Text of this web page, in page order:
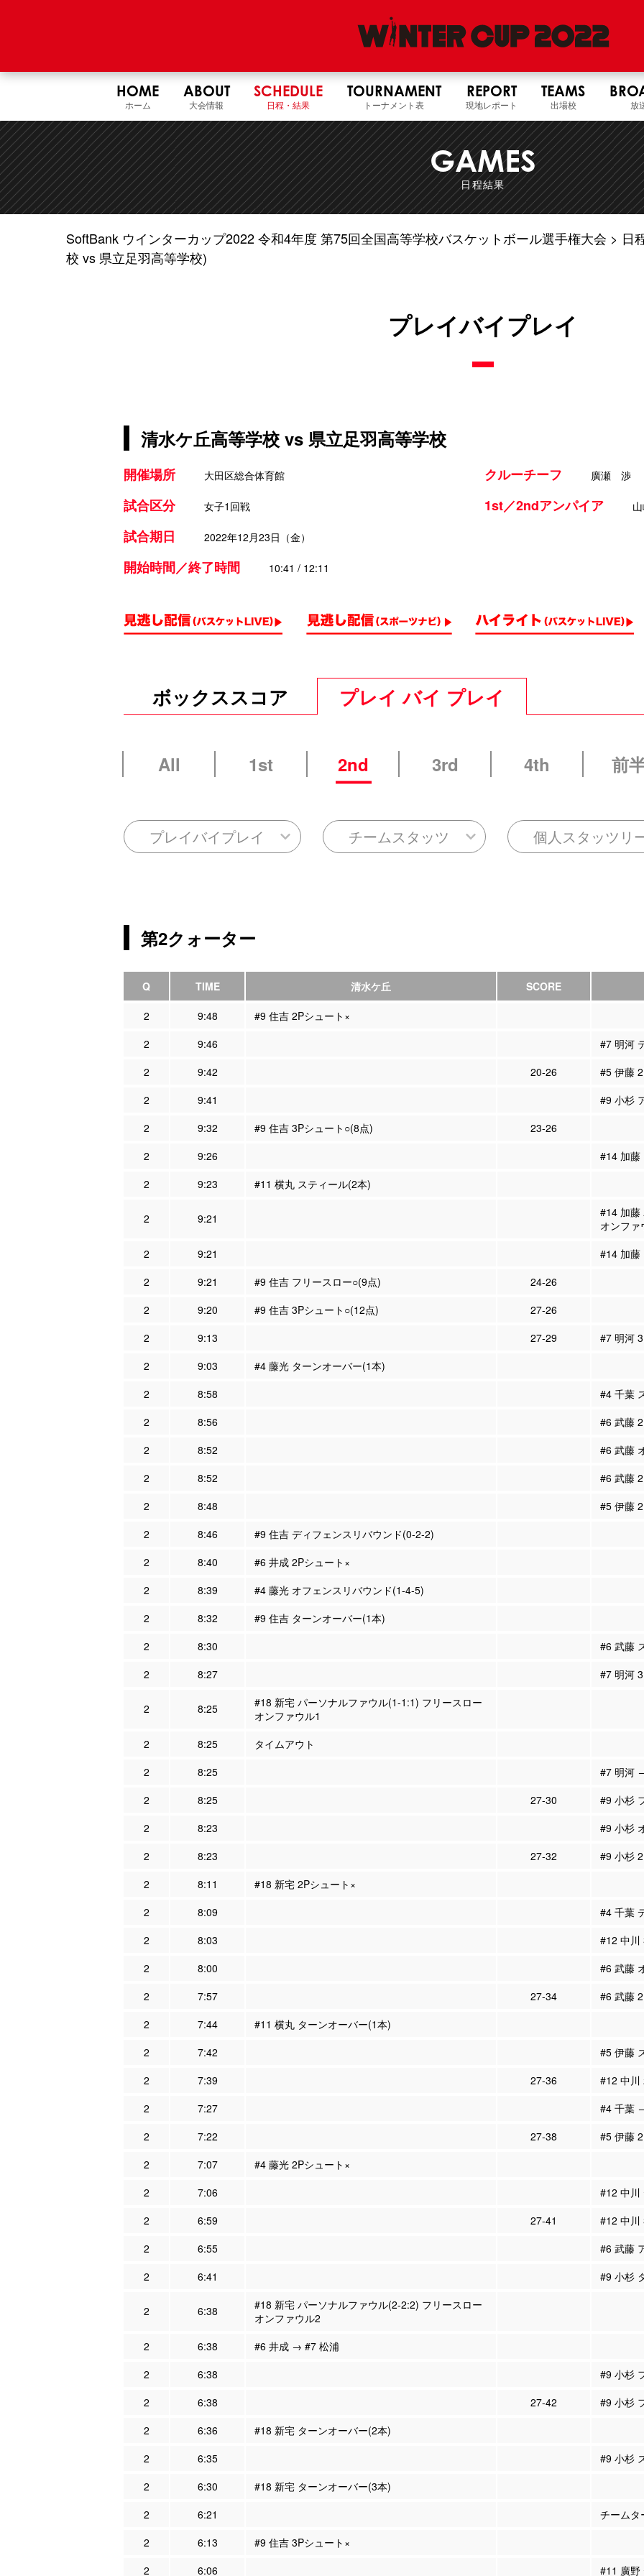
HOME
ホーム
ABOUT
大会情報
SCHEDULE
日程・結果
TOURNAMENT
トーナメント表
REPORT
現地レポート
TEAMS
出場校 放
GAMES
日程結果
SoftBank ウインターカップ2022 令和4年度 第75回全国高等学校バスケットボール選手権大会 日
校 vs 県立足羽高等学校)
プレイバイプレイ
清水ケ丘高等学校 vs 県立足羽高等学校
開催場所 大田区総合体育館
試合区分 女子1回戦
試合期日 2022年12月23日（金）
開始時間／終了時間 10:41 / 12:11
クルーチーフ 廣瀬 渉
1st／2ndアンパイア
ボックススコア プレイ バイ プレイ
All 1st 2nd 3rd 4th 前
プレイバイプレイ チームスタッツ 個人スタッツリ
第2クォーター
Q TIME 清水ケ丘 SCORE
2 9:48
#9 住吉 2Pシュート×
2
9:46
#7 明河
2
9:42 20-26
#5 伊藤
2
9:41
#9 小杉
2
9:32 #9 住吉 3Pシュート○(8点)
23-26
2
9:26
#14 加藤
2
9:23 #11 横丸 スティール(2本)
2 9:21
#14 加藤
オンファ
2
9:21
#14 加
2
9:21 #9 住吉 フリースロー○(9点)
24-26
2
9:20 #9 住吉 3Pシュート○(12点)
27-26
2
9:13 27-29
#7 明河
2
9:03
#4 藤光 ターンオーバー(1本)
2
8:58
#4 千葉
2
8:56
#6 武藤
2
8:52
#6 武藤
2
8:52
#6 武藤
2
8:48
#5 伊藤
2
8:46
#9 住吉 ディフェンスリバウンド(0-2-2)
2
8:40
#6 井成 2Pシュート×
2
8:39
#4 藤光 オフェンスリバウンド(1-4-5)
2
8:32
#9 住吉 ターンオーバー(1本)
2
8:30
#6 武藤
2
8:27 #7 明河
2 8:25
#18 新宅 パーソナルファウル(1-1:1) フリースロー
オンファウル1
2
8:25
タイムアウト
2
8:25
#7 明河
2
8:25 27-30
#9 小杉
2
8:23
#9 小杉
2
8:23 27-32
#9 小杉
2
8:11
#18 新宅 2Pシュート×
2
8:09
#4 千葉
2
8:03
#12 中川
2
8:00
#6 武藤
2
7:57 27-34
#6 武藤
2
7:44
#11 横丸 ターンオーバー(1本)
2
7:42
#5 伊藤
2
7:39 27-36
#12 中川
2
7:27
#4 千葉
2
7:22 27-38
#5 伊藤
2
7:07
#4 藤光 2Pシュート×
2
7:06
#12 中川
2
6:59 27-41
#12 中川
2
6:55
#6 武藤
2
6:41 #9 小杉
2 6:38
#18 新宅 パーソナルファウル(2-2:2) フリースロー
オンファウル2
2
6:38
#6 井成 → #7 松浦
2
6:38
#9 小杉
2
6:38 27-42
#9 小杉
2
6:36
#18 新宅 ターンオーバー(2本)
2
6:35
#9 小杉
2
6:30
#18 新宅 ターンオーバー(3本)
2
6:21
チームタ
2
6:13
#9 住吉 3Pシュート×
2
6:06 #11 廣野